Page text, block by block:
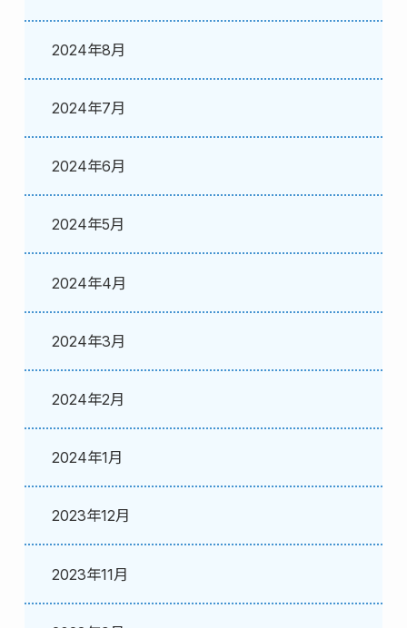
2024年8月
2024年7月
2024年6月
2024年5月
2024年4月
2024年3月
2024年2月
2024年1月
2023年12月
2023年11月